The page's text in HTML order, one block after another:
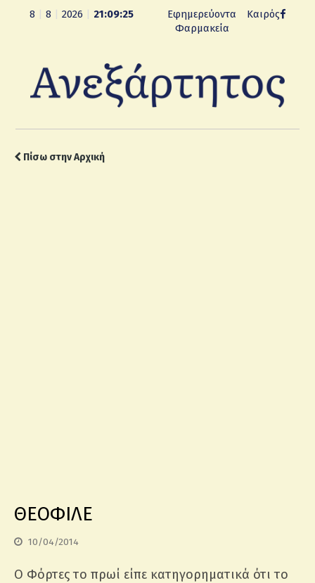
8 8 2026 21:09:26
Εφημερεύοντα
Φαρμακεία
Καιρός
Πίσω στην Αρχική
ΘΕΟΦΙΛΕ
10/04/2014
Ο Φόρτες το πρωί είπε κατηγορηματικά ότι το